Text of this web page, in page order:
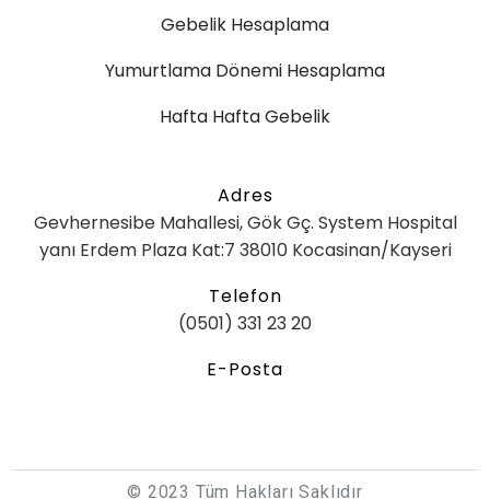
Gebelik Hesaplama
Yumurtlama Dönemi Hesaplama
Hafta Hafta Gebelik
Adres
Gevhernesibe Mahallesi, Gök Gç. System Hospital
yanı Erdem Plaza Kat:7 38010 Kocasinan/Kayseri
Telefon
(0501) 331 23 20
E-Posta
© 2023 Tüm Hakları Saklıdır